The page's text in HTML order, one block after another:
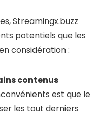
Streamingx.buzz
potentiels que les
considération :
contenus
est que le
les tout derniers